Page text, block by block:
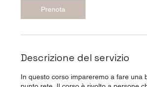
Prenota
Descrizione del servizio
In questo corso impareremo a fare una